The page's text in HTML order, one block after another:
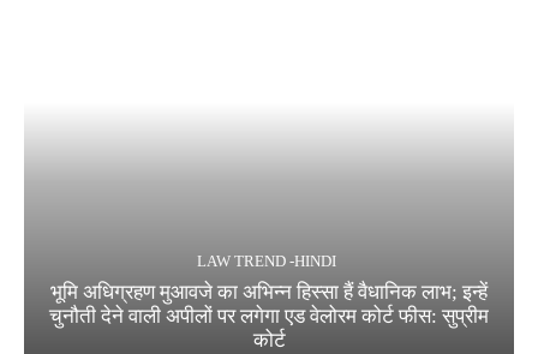
LAW TREND -HINDI
भूमि अधिग्रहण मुआवजे का अभिन्न हिस्सा हैं वैधानिक लाभ; इन्हें
चुनौती देने वाली अपीलों पर लगेगा एड वेलोरम कोर्ट फीस: सुप्रीम
कोर्ट